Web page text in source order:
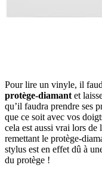
Pour lire un vinyle, il
protège-diamant et
qu’il faudra prendre ses
que ce soit avec vos
cela est aussi vrai lors de
remettant le protège-
stylus est en effet dû à
du protège !